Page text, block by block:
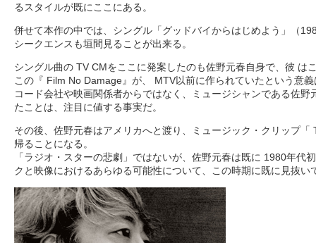
るスタイルが既にここにある。
併せて本作の中では、シングル「グッドバイからはじめよう」（
シークエンスも垣間見ることが出来る。
シングル曲の TV CMをここに発案したのも佐野元春自身で、彼 は
この『 Film No Damage』が、 MTV以前に作られていたという意
コード会社や映画関係者からではなく、ミュージシャンである佐
たことは、注目に値する事実だ。
その後、佐野元春はアメリカへと渡り、ミュージック・クリップ「
帰ることになる。
「ラジオ・スターの悲劇」ではないが、佐野元春は既に 1980年代
クと映像におけるあらゆる可能性について、この時期に既に見抜い